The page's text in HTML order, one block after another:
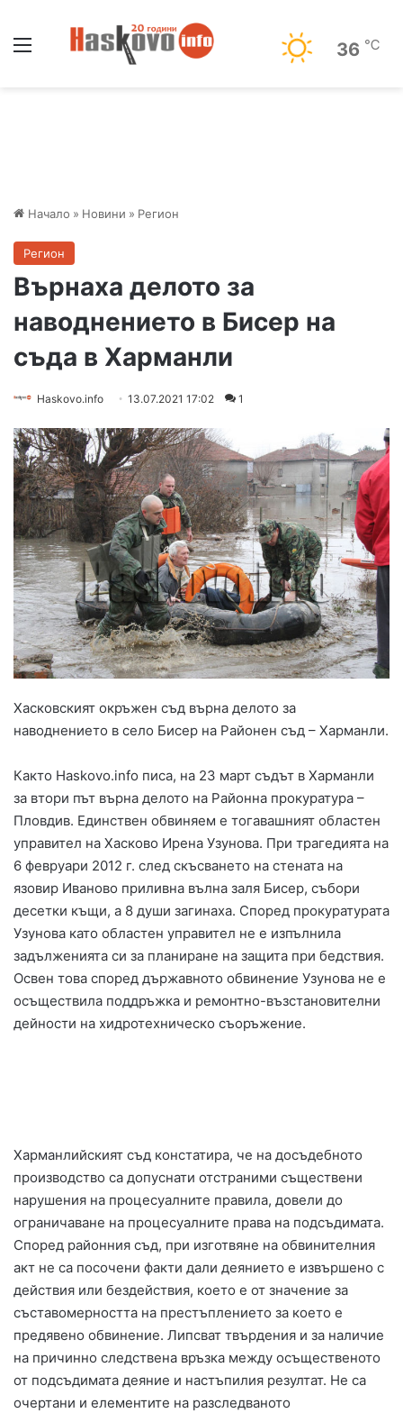
36 ℃
Начало » Новини » Регион
Регион
Върнаха делото за
наводнението в Бисер на
съда в Харманли
Haskovo.info 13.07.2021 17:02 1
Хасковският окръжен съд върна делото за
наводнението в село Бисер на Районен съд – Харманли.
Както Haskovo.info писа, на 23 март съдът в Харманли
за втори път върна делото на Районна прокуратура –
Пловдив. Единствен обвиняем е тогавашният областен
управител на Хасково Ирена Узунова. При трагедията на
6 февруари 2012 г. след скъсването на стената на
язовир Иваново приливна вълна заля Бисер, събори
десетки къщи, а 8 души загинаха. Според прокуратурата
Узунова като областен управител не е изпълнила
задълженията си за планиране на защита при бедствия.
Освен това според държавното обвинение Узунова не е
осъществила поддръжка и ремонтно-възстановителни
дейности на хидротехническо съоръжение.
Харманлийският съд констатира, че на досъдебното
производство са допуснати отстраними съществени
нарушения на процесуалните правила, довели до
ограничаване на процесуалните права на подсъдимата.
Според районния съд, при изготвяне на обвинителния
акт не са посочени факти дали деянието е извършено с
действия или бездействия, което е от значение за
съставомерността на престъплението за което е
предявено обвинение. Липсват твърдения и за наличие
на причинно следствена връзка между осъщественото
от подсъдимата деяние и настъпилия резултат. Не са
очертани и елементите на разследваното